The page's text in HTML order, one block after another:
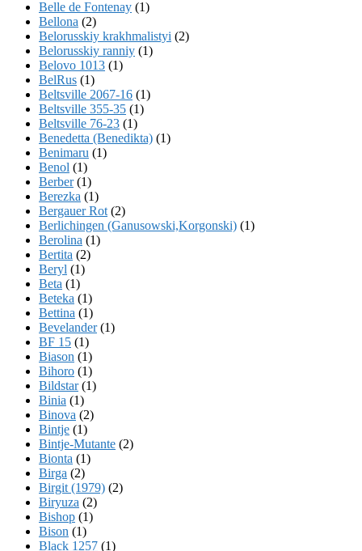
Belle de Fontenay (1)
Bellona (2)
Belorusskiy krakhmalistyi (2)
Belorusskiy ranniy (1)
Belovo 1013 (1)
BelRus (1)
Beltsville 2067-16 (1)
Beltsville 355-35 (1)
Beltsville 76-23 (1)
Benedetta (Benedikta) (1)
Benimaru (1)
Benol (1)
Berber(1)
Berezka (1)
Bergauer Rot (2)
Berlichingen (Ganusowski,Korgonski) (1)
Berolina (1)
Bertita (2)
Beryl (1)
Beta (1)
Beteka (1)
Bettina (1)
Bevelander(1)
BF 15 (1)
Biason (1)
Bihoro (1)
Bildstar(1)
Binia (1)
Binova (2)
Bintje (1)
Bintje-Mutante (2)
Bionta (1)
Birga (2)
Birgit (1979) (2)
Biryuza (2)
Bishop (1)
Bison (1)
Black 1257 (1)